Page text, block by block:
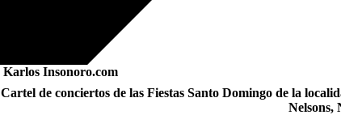
Karlos Insonoro.com
Cartel de conciertos de las Fiestas Santo Domingo de la
Nelsons,